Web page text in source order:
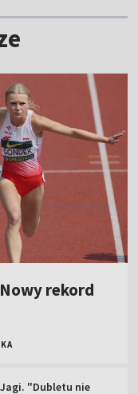
rekord
"Dubletu nie